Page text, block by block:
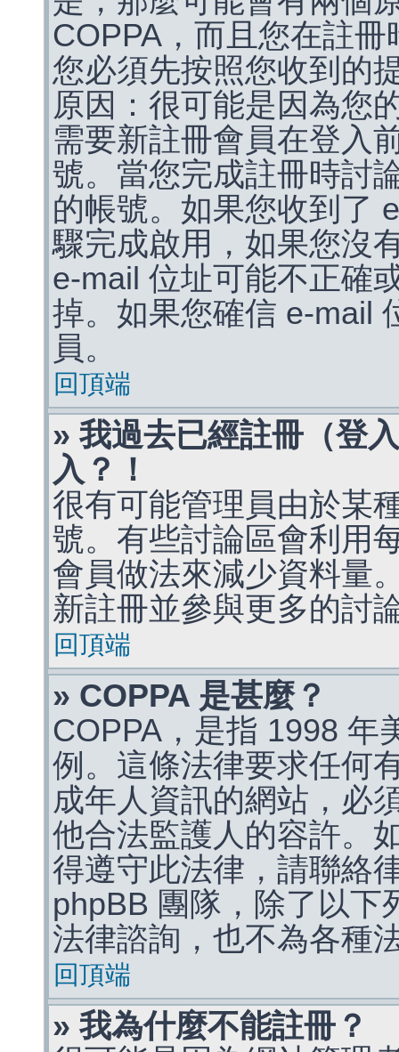
COPPA，而且您在註
您必須先按照您收到的
原因：很可能是因為您
需要新註冊會員在登入
號。當您完成註冊時討
的帳號。如果您收到了
驟完成啟用，如果您沒
e-mail 位址可能不正確
掉。如果您確信 e-mail
員。
回頂端
» 我過去已經註冊（登
入？！
很有可能管理員由於某
號。有些討論區會利用
會員做法來減少資料量
新註冊並參與更多的討
回頂端
» COPPA 是甚麼？
COPPA，是指 1998 年
例。這條法律要求任何
成年人資訊的網站，必
他合法監護人的容許。
得遵守此法律，請聯絡
phpBB 團隊，除了以下
法律諮詢，也不為各種
回頂端
» 我為什麼不能註冊？